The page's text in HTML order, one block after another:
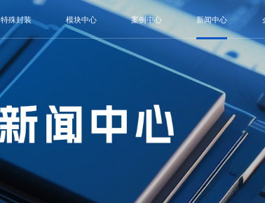
特殊封装 模块中心 案例中心 新闻中心